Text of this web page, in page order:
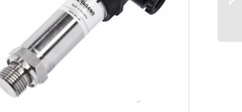
פיצוץ כולל מפסק לחץ
מ...